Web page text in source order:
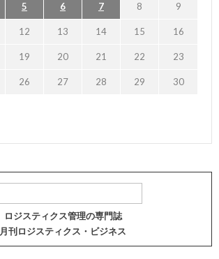
5 6 7 8 9
12 13 14 15 16
19 20 21 22 23
26 27 28 29 30
ロジスティクス管理の専門誌
月刊ロジスティクス・ビジネス